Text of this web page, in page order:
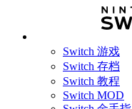
Switch 游戏
Switch 存档
Switch 教程
Switch MOD